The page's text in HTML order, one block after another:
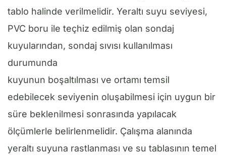
tablo halinde verilmelidir. Yeraltı suyu seviyesi,
PVC boru ile teçhiz edilmiş olan sondaj
kuyularından, sondaj sıvısı kullanılması
durumunda
kuyunun boşaltılması ve ortamı temsil
edebilecek seviyenin oluşabilmesi için uygun bir
süre beklenilmesi sonrasında yapılacak
ölçümlerle belirlenmelidir. Çalışma alanında
yeraltı suyuna rastlanması ve su tablasının temel